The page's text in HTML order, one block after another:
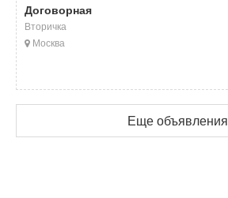
Договорная
Вторичка
Москва
Еще объявления